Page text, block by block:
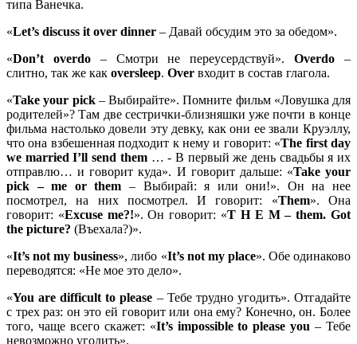
типа Ванечка.
«Let’s discuss it over dinner – Давай обсудим это за обедом».
«Don’t overdo– Смотри не переусердствуй».Overdo –
слитно, так же как oversleep. Over входит в состав глагола.
«Takeyour pick– Выбирайте». Помните фильм «Ловушка для
родителей»? Там две сестрички-близняшки уже почти в конце
фильма настолько довели эту девку, как они ее звали Круэллу,
что она взбешенная подходит к нему и говорит: «The firstday
we marriedI’llsend them… - В первый же день свадьбы я их
отправлю… и говорит куда». И говорит дальше: «Take your
pick –me orthem – Выбирай: я или они!». Он на нее
посмотрел, на них посмотрел. И говорит: «Them». Она
говорит: «Excuse me?!». Он говорит: «T H E M –them.Got
the picture? (Въехала?)».
«It’s not my business», либо «It’s not my place». Обе одинаково
переводятся: «Не мое это дело».
«You are difficult to please – Тебе трудно угодить». Отгадайте
с трех раз: он это ей говорит или она ему? Конечно, он. Более
того, чаще всего скажет: «It’s impossibletopleaseyou – Тебе
невозможно угодить».